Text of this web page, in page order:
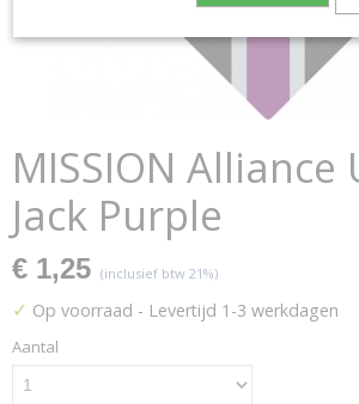
MISSION Alliance
Jack Purple
€ 1,25 (inclusief btw 21%)
✓ Op voorraad - Levertijd 1-3 werkdagen
Aantal